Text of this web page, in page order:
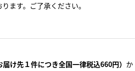
ます。ご了承ください。
け先１件につき全国一律税込660円） か